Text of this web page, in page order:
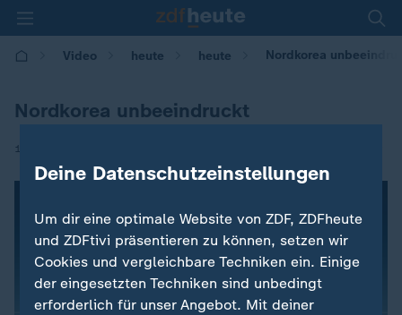
Video heute heute Nordkorea
Nordkorea unbeeindruckt
16.09.2017 | 09:10
Deine Datenschutzeinstellungen
Um dir eine optimale Website von ZDF, ZDFheute
und ZDFtivi präsentieren zu können, setzen wir
Cookies und vergleichbare Techniken ein. Einige
der eingesetzten Techniken sind unbedingt
erforderlich für unser Angebot. Mit deiner